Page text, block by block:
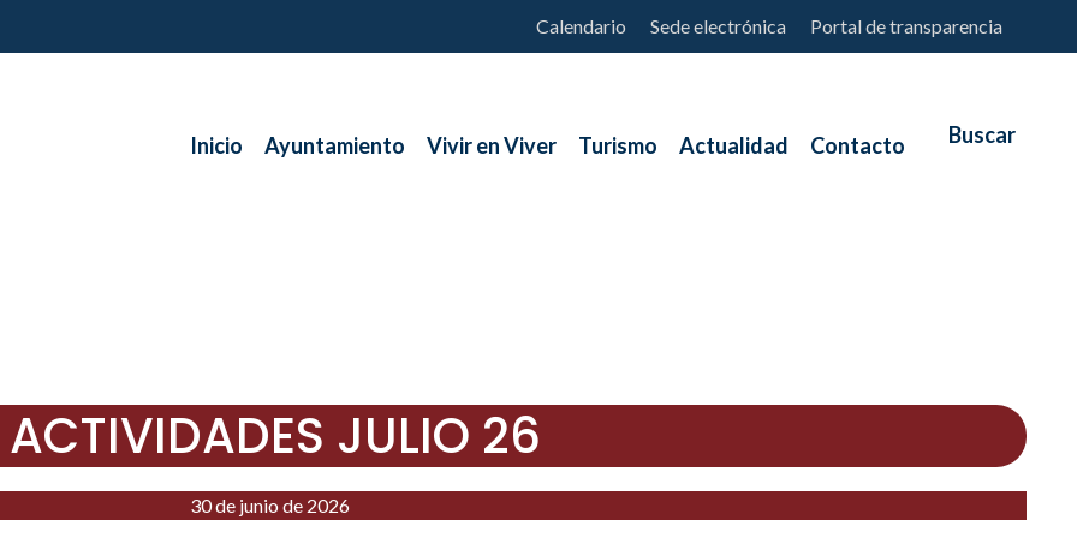
Calendario Sede electrónica Portal de transparencia
Inicio Ayuntamiento Vivir en Viver Turismo Actualidad Contacto
ACTIVIDADES JULIO 26
30 de junio de 2026